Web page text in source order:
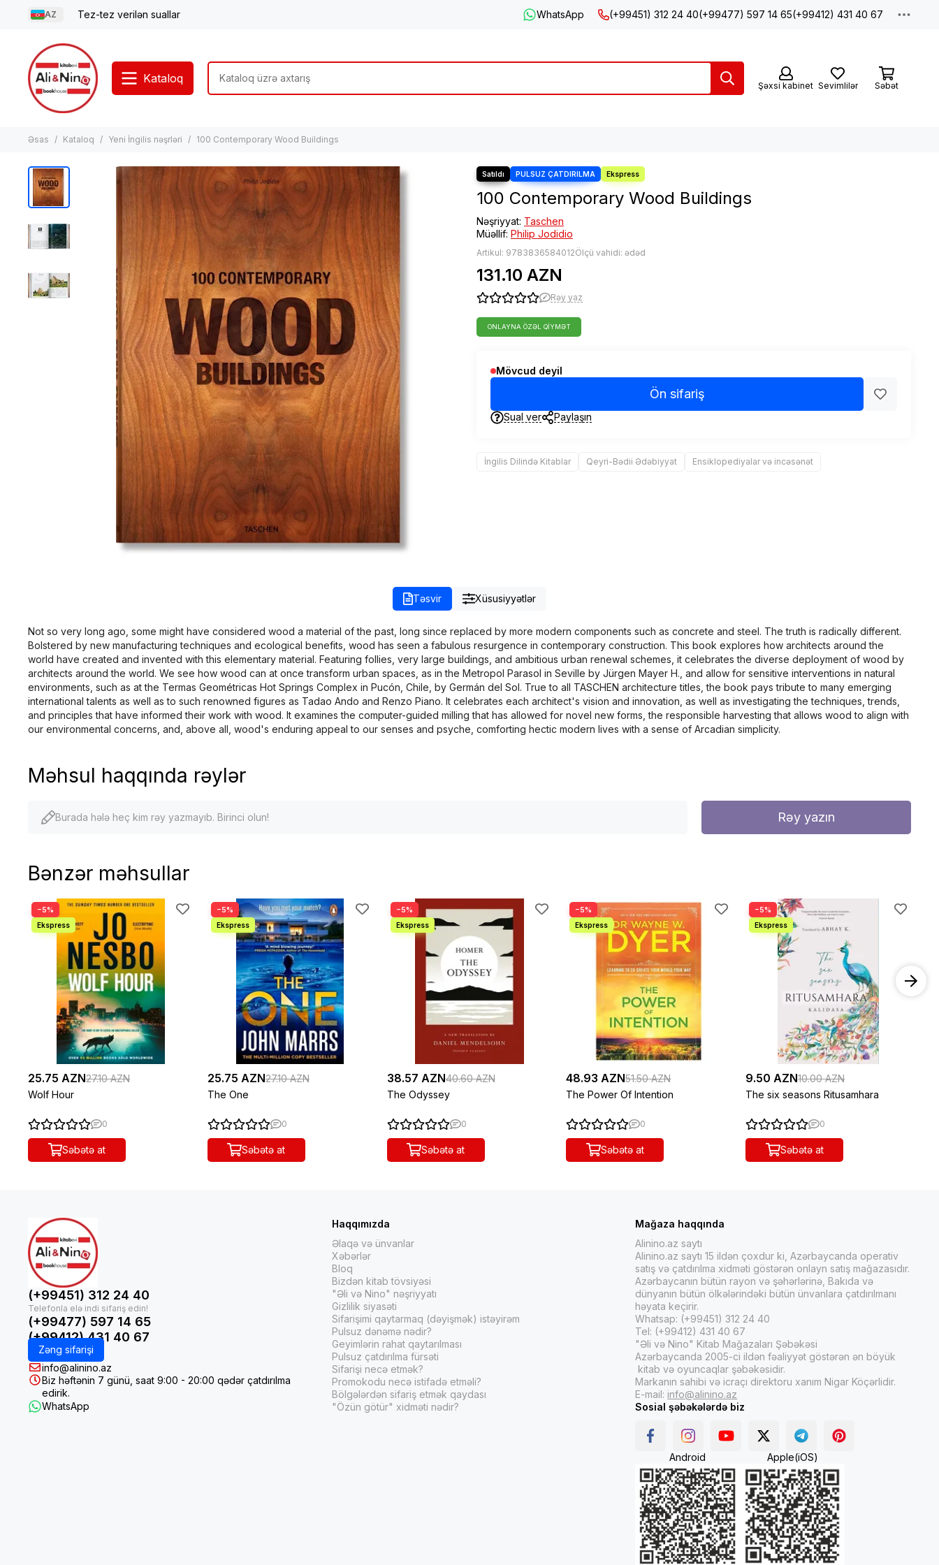
AZ Tez-tez verilən suallar WhatsApp (+99451) 312 24 40(+99477) 597 14 65(+99412) 431 40 67
Kataloq
Şəxsi kabinet Sevimlilər Səbət
Əsas Kataloq Yeni İngilis nəşrləri 100 Contemporary Wood Buildings
100 Contemporary Wood Buildings
Nəşriyyat: Taschen
Müəllif: Philip Jodidio
Artikul: 9783836584012Ölçü vahidi: ədəd
131.10 AZN
Rəy yaz
ONLAYNA ÖZƏL QIYMƏT
Mövcud deyil
Ön sifariş
Sual ver Paylaşın
İngilis Dilində Kitablar Qeyri-Bədii Ədəbiyyat Ensiklopediyalar və incəsənət
Təsvir Xüsusiyyətlər
Not so very long ago, some might have considered wood a material of the past, long since replaced by more modern components such as concrete and steel. The truth is radically different.
Bolstered by new manufacturing techniques and ecological benefits, wood has seen a fabulous resurgence in contemporary construction. This book explores how architects around the
world have created and invented with this elementary material. Featuring follies, very large buildings, and ambitious urban renewal schemes, it celebrates the diverse deployment of wood by
architects around the world. We see how wood can at once transform urban spaces, as in the Metropol Parasol in Seville by Jürgen Mayer H., and allow for sensitive interventions in natural
environments, such as at the Termas Geométricas Hot Springs Complex in Pucón, Chile, by Germán del Sol. True to all TASCHEN architecture titles, the book pays tribute to many emerging
international talents as well as to such renowned figures as Tadao Ando and Renzo Piano. It celebrates each architect's vision and innovation, as well as investigating the techniques, trends,
and principles that have informed their work with wood. It examines the computer-guided milling that has allowed for novel new forms, the responsible harvesting that allows wood to align with
our environmental concerns, and, above all, wood's enduring appeal to our senses and psyche, comforting hectic modern lives with a sense of Arcadian simplicity.
Məhsul haqqında rəylər
Burada hələ heç kim rəy yazmayıb. Birinci olun! Rəy yazın
Bənzər məhsullar
−5%
25.75 AZN27.10 AZN
Wolf Hour
0
Səbətə at
−5%
25.75 AZN27.10 AZN
The One
0
Səbətə at
−5%
38.57 AZN40.60 AZN
The Odyssey
0
Səbətə at
−5%
48.93 AZN51.50 AZN
The Power Of Intention
0
Səbətə at
−5%
9.50 AZN10.00 AZN
The six seasons Ritusamhara
0
Səbətə at
(+99451) 312 24 40
(+99477) 597 14 65
(+99412) 431 40 67
Zəng sifarişi
info@alinino.az
Biz həftənin 7 günü, saat 9:00 - 20:00 qədər çatdırılma
edirik.
WhatsApp
Haqqımızda
Əlaqə və ünvanlar
Xəbərlər
Bloq
Bizdən kitab tövsiyəsi
"Əli və Nino" nəşriyyatı
Gizlilik siyasəti
Sifarişimi qaytarmaq (dəyişmək) istəyirəm
Pulsuz dənəmə nədir?
Geyimlərin rahat qaytarılması
Pulsuz çatdırılma fürsəti
Sifarişi necə etmək?
Promokodu necə istifadə etməli?
Bölgələrdən sifariş etmək qaydası
"Özün götür" xidməti nədir?
Mağaza haqqında
Alinino.az saytı
Alinino.az saytı 15 ildən çoxdur ki, Azərbaycanda operativ
satış və çatdırılma xidməti göstərən onlayn satış mağazasıdır.
Azərbaycanın bütün rayon və şəhərlərinə, Bakıda və
dünyanın bütün ölkələrindəki bütün ünvanlara çatdırılmanı
həyata keçirir.
Whatsap: (+99451) 312 24 40
Tel: (+99412) 431 40 67
"Əli və Nino" Kitab Mağazaları Şəbəkəsi
Azərbaycanda 2005-ci ildən fəaliyyət göstərən ən böyük
kitab və oyuncaqlar şəbəkəsidir.
Markanın sahibi və icraçı direktoru xanım Nigar Köçərlidir.
E-mail: info@alinino.az
Sosial şəbəkələrdə biz
Android Apple(iOS)